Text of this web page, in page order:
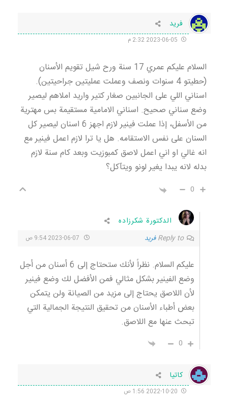
فرید
السلام عليكم عمري 17 سنة ورح شيل تقويم الأسنان
(حطيتو 4 سنوات ونصف وعملت عمليتين جراحيتين).
اسناني اللي على الجانبين صغار كتير واريد املاهم ليصير
وضع سناني صحيح. اسناني الامامية مستقيمة بس مهترية
من الأسفل، إذا عملت فينير لازم اجهز 6 اسنان ليصير كل
السنان على نفس الاستقامه. هل يا ترا لازم اعمل فينير مع
انه غالي او اني اعمل لاصق كمبوزيت وبعد كام سنة لازم
بدله لانه يبدا يغير لونو ويتآكل؟
0
الدكتورة شكرزاده
Reply to فرید
عليكم السلام. نظراً لأنك ستحتاج إلى 6 أسنان من أجل
وضع الفينير بشكل مثالي فمن الأفضل لك وضع فينير
لأن اللاصق يحتاج إلى مزيد من الصيانة ولن يتمكن
بعض أطباء الأسنان من تحقيق النتيجة الجمالية التي
تبحث عنها مع اللاصق.
0
کاتیا